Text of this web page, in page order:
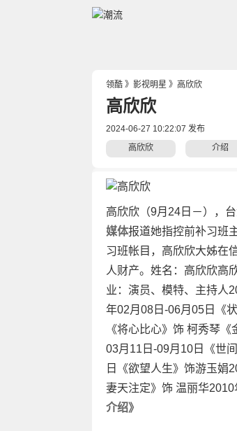
领酷 》 影视明星 》 高欣欣
高欣欣
2024-06-27 10:22:07 发布
高欣欣
介绍
高欣欣（9月24日－），
媒体报道她指控前补习班
习班帐目，高欣欣大姊在
人财产。姓名：高欣欣高
业：演员、模特、主持人
年02月08日-06月05日《
《将心比心》饰 柯秀琴
03月11日-09月10日《世
日《欲望人生》饰游玉娟
妻天注定》饰 温丽华
介绍》